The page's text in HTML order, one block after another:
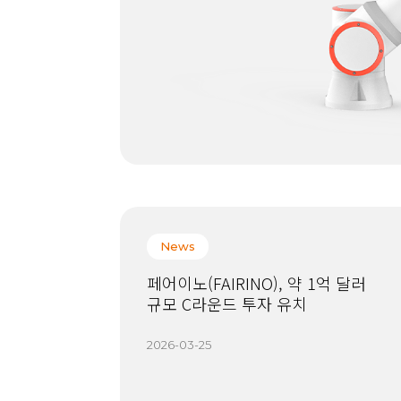
News
페어이노(FAIRINO), 약 1억 달러
규모 C라운드 투자 유치
2026-03-25